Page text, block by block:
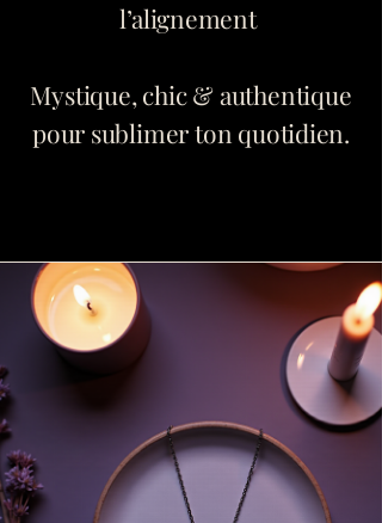
l’alignement
Mystique, chic & authentique
pour sublimer ton quotidien.